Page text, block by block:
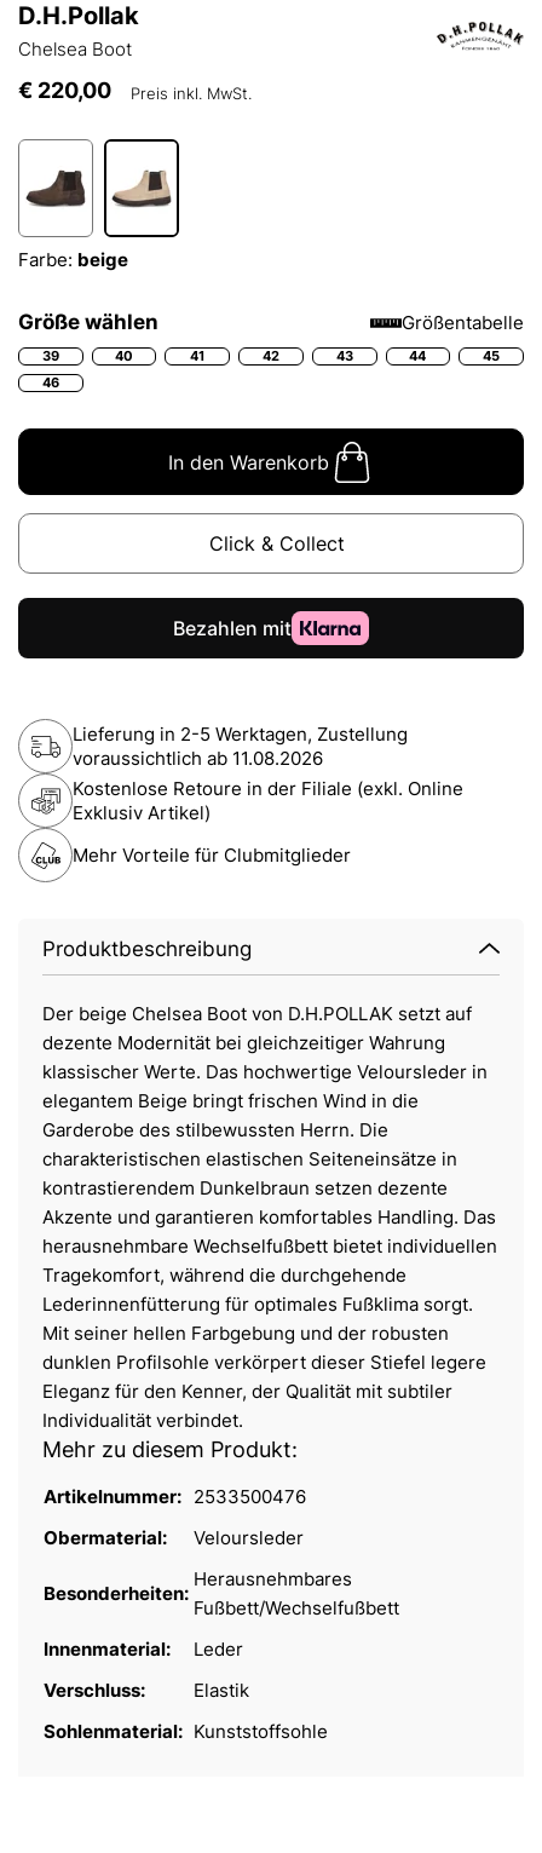
D.H.Pollak
Chelsea Boot
€ 220,00 Preis inkl. MwSt.
Farbe: beige
Größe wählen Größentabelle
39 40 41 42 43 44
45
46
In den Warenkorb
Click & Collect
Lieferung in 2-5 Werktagen, Zustellung
voraussichtlich ab 11.08.2026
Kostenlose Retoure in der Filiale (exkl. Online
Exklusiv Artikel)
Mehr Vorteile für Clubmitglieder
Produktbeschreibung
Der beige Chelsea Boot von D.H.POLLAK setzt auf
dezente Modernität bei gleichzeitiger Wahrung
klassischer Werte. Das hochwertige Veloursleder in
elegantem Beige bringt frischen Wind in die
Garderobe des stilbewussten Herrn. Die
charakteristischen elastischen Seiteneinsätze in
kontrastierendem Dunkelbraun setzen dezente
Akzente und garantieren komfortables Handling. Das
herausnehmbare Wechselfußbett bietet individuellen
Tragekomfort, während die durchgehende
Lederinnenfütterung für optimales Fußklima sorgt.
Mit seiner hellen Farbgebung und der robusten
dunklen Profilsohle verkörpert dieser Stiefel legere
Eleganz für den Kenner, der Qualität mit subtiler
Individualität verbindet.
Mehr zu diesem Produkt:
Artikelnummer: 2533500476
Obermaterial:
Veloursleder
Besonderheiten:
Herausnehmbares
Fußbett/Wechselfußbett
Innenmaterial:
Leder
Verschluss:
Elastik
Sohlenmaterial: Kunststoffsohle